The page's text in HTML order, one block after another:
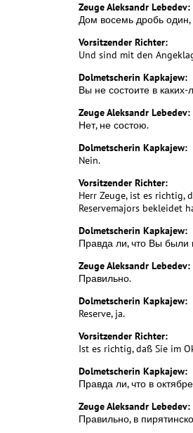
Zeuge Aleksandr Lebedev:
Дом восемь дробь один,
Vorsitzender Richter:
Und sind mit den
Dolmetscherin Kapkajew:
Вы не состоите в
Zeuge Aleksandr Lebedev:
Нет, не состою.
Dolmetscherin Kapkajew:
Nein.
Vorsitzender Richter:
Herr Zeuge, ist es richtig,
Reservemajors bekleidet
Dolmetscherin Kapkajew:
Правда ли, что Вы
Zeuge Aleksandr Lebedev:
Правильно.
Dolmetscherin Kapkajew:
Reserve, ja.
Vorsitzender Richter:
Ist es richtig, daß Sie im
Dolmetscherin Kapkajew:
Правда ли, что в
Zeuge Aleksandr Lebedev:
Правильно, в